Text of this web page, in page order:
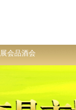
展会品酒会